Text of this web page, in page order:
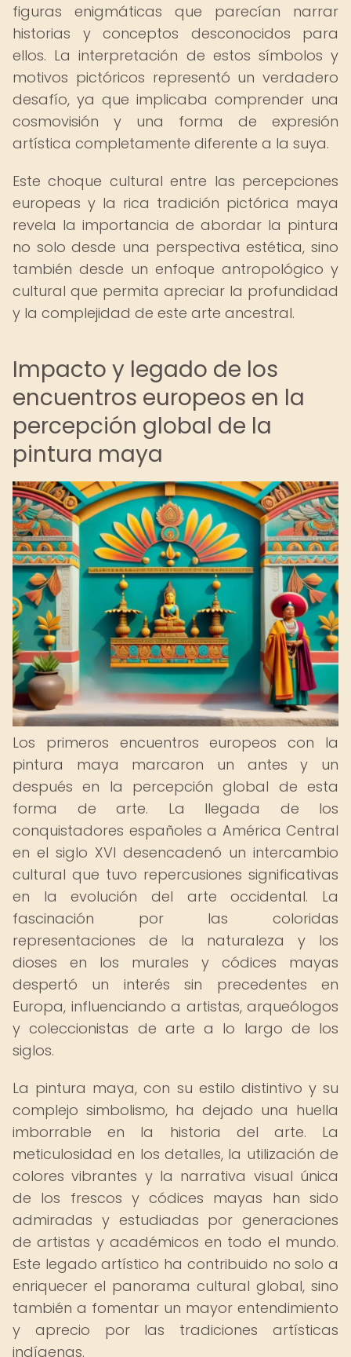
figuras enigmáticas que parecían narrar
historias y conceptos desconocidos para
ellos. La interpretación de estos símbolos y
motivos pictóricos representó un verdadero
desafío, ya que implicaba comprender una
cosmovisión y una forma de expresión
artística completamente diferente a la suya.
Este choque cultural entre las percepciones
europeas y la rica tradición pictórica maya
revela la importancia de abordar la pintura
no solo desde una perspectiva estética, sino
también desde un enfoque antropológico y
cultural que permita apreciar la profundidad
y la complejidad de este arte ancestral.
Impacto y legado de los
encuentros europeos en la
percepción global de la
pintura maya
Los primeros encuentros europeos con la
pintura maya marcaron un antes y un
después en la percepción global de esta
forma de arte. La llegada de los
conquistadores españoles a América Central
en el siglo XVI desencadenó un intercambio
cultural que tuvo repercusiones significativas
en la evolución del arte occidental. La
fascinación por las coloridas
representaciones de la naturaleza y los
dioses en los murales y códices mayas
despertó un interés sin precedentes en
Europa, influenciando a artistas, arqueólogos
y coleccionistas de arte a lo largo de los
siglos.
La pintura maya, con su estilo distintivo y su
complejo simbolismo, ha dejado una huella
imborrable en la historia del arte. La
meticulosidad en los detalles, la utilización de
colores vibrantes y la narrativa visual única
de los frescos y códices mayas han sido
admiradas y estudiadas por generaciones
de artistas y académicos en todo el mundo.
Este legado artístico ha contribuido no solo a
enriquecer el panorama cultural global, sino
también a fomentar un mayor entendimiento
y aprecio por las tradiciones artísticas
indígenas.